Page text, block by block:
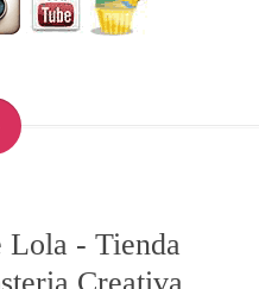
Lola - Tienda